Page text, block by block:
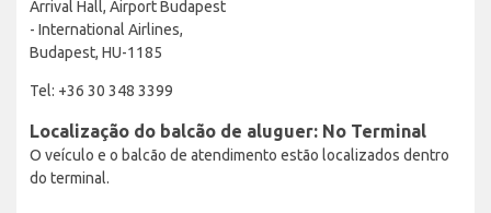
Arrival Hall, Airport Budapest
- International Airlines,
Budapest, HU-1185
Tel: +36 30 348 3399
Localização do balcão de aluguer: No Terminal
O veículo e o balcão de atendimento estão localizados dentro
do terminal.